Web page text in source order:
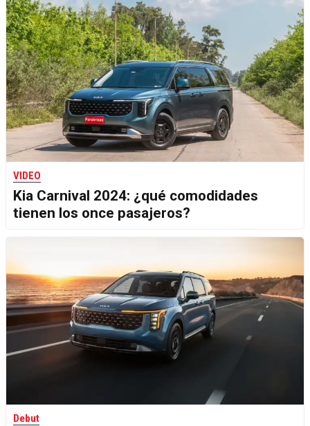
VIDEO
Kia Carnival 2024: ¿qué comodidades
tienen los once pasajeros?
Debut